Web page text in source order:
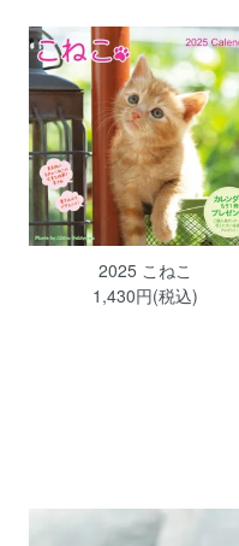
2025 こねこ
1,430円(税込)